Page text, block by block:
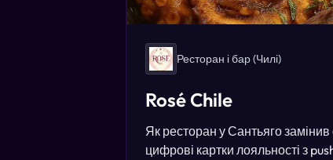
Ресторан і бар(Чилі)
Rosé Chile
Як ресторан у Сантьяго
цифрові картки лояльності з